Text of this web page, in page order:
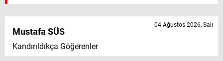
Mustafa SÜS
Kandırıldıkça Göğerenler
04 Ağustos 2026, Salı